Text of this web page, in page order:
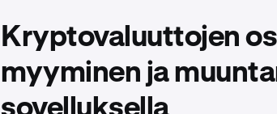
Kryptovaluuttojen
myyminen ja